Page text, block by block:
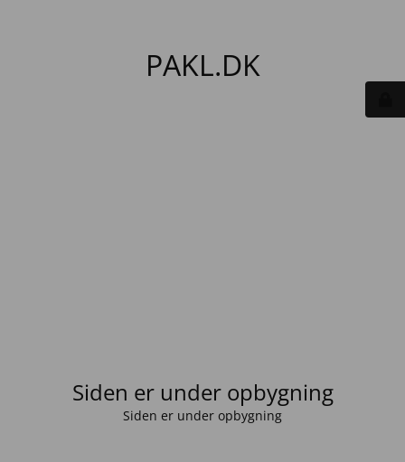
PAKL.DK
Siden er under opbygning
Siden er under opbygning